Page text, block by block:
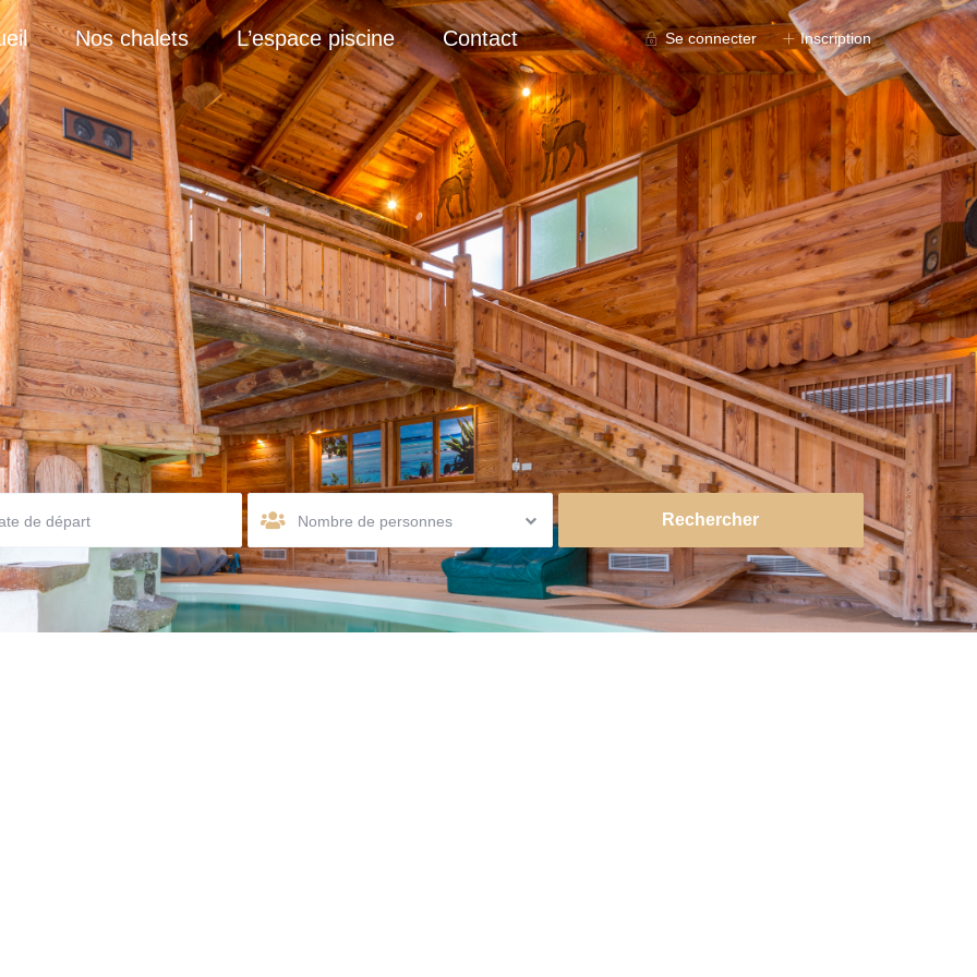
Se connecter Inscription
Nos chalets L’espace piscine Contact
Nombre de personnes